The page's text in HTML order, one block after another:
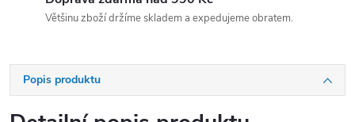
Většinu zboží držíme skladem a expedujeme obratem.
Popis produktu